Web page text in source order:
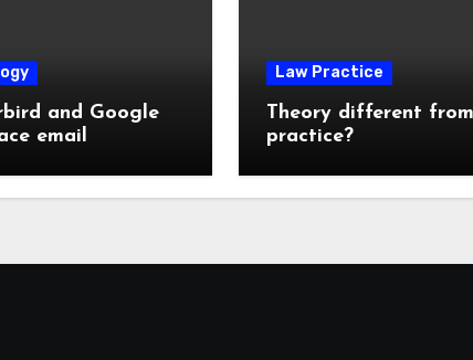
and Google
email
Law Practice
Theory different from
practice?